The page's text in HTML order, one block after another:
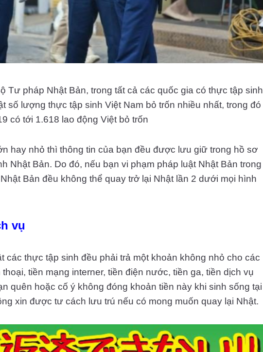
Tư pháp Nhật Bản, trong tất cả các quốc gia có thực tập sinh
số lượng thực tập sinh Việt Nam bỏ trốn nhiều nhất, trong đó
có tới 1.618 lao động Việt bỏ trốn
hay nhỏ thì thông tin của bạn đều được lưu giữ trong hồ sơ
Nhật Bản. Do đó, nếu bạn vi phạm pháp luật Nhật Bản trong
Bản đều không thể quay trở lại Nhật lần 2 dưới mọi hình
vụ
các thực tập sinh đều phải trả một khoản không nhỏ cho các
tiền mạng interner, tiền điện nước, tiền ga, tiền dịch vụ
quên hoặc cố ý không đóng khoản tiền này khi sinh sống tại
xin được tư cách lưu trú nếu có mong muốn quay lại Nhật.